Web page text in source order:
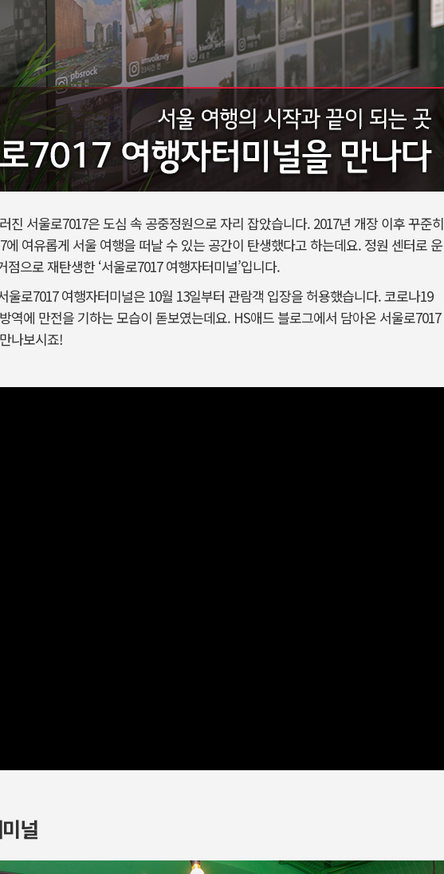
진 서울로7017은 도심 속 공중정원으로 자리 잡았습니다. 2017년 개장 이후 꾸준히
여유롭게 서울 여행을 떠날 수 있는 공간이 탄생했다고 하는데요. 정원 센터로 운
으로 재탄생한 ‘서울로7017 여행자터미널’입니다.
로7017 여행자터미널은 10월 13일부터 관람객 입장을 허용했습니다. 코로나19
역에 만전을 기하는 모습이 돋보였는데요. HS애드 블로그에서 담아온 서울로7017
나보시죠!
널